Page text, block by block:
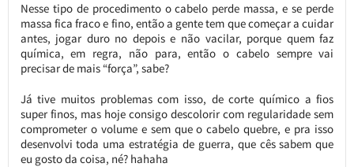
Nesse tipo de procedimento o cabelo perde massa, e se perde
massa fica fraco e fino, então a gente tem que começar a cuidar
antes, jogar duro no depois e não vacilar, porque quem faz
química, em regra, não para, então o cabelo sempre vai
precisar de mais “força”, sabe?
Já tive muitos problemas com isso, de corte químico a fios
super finos, mas hoje consigo descolorir com regularidade sem
comprometer o volume e sem que o cabelo quebre, e pra isso
desenvolvi toda uma estratégia de guerra, que cês sabem que
eu gosto da coisa, né? hahaha